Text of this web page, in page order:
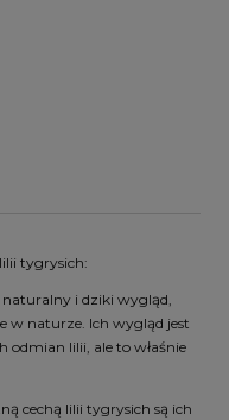
tygrysich:
i dziki wygląd,
w naturze. Ich wygląd jest
lilii, ale to właśnie
cechą lilii tygrysich są ich